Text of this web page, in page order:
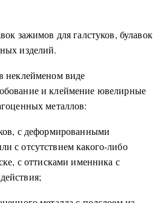
зажимов для галстуков, булавок
изделий.
неклейменом виде
и клеймение ювелирные
металлов:
с деформированными
с отсутствием какого-либо
с оттисками именника с